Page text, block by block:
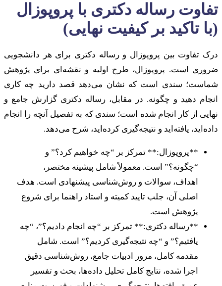
تفاوت رساله دکتری با پروپوزال
(با تاکید بر کیفیت نهایی)
درک تفاوت بین پروپوزال و رساله دکتری برای هر دانشجویی
ضروری است. پروپوزال، طرح اولیه و نقشه‌ای برای پژوهش
شماست؛ سندی است که نشان می‌دهد قصد دارید چه کاری
انجام دهید و چگونه. در مقابل، رساله دکتری گزارش جامع و
نهایی از کار انجام شده است؛ سندی که به تفصیل آنچه را انجام
داده‌اید، یافته‌اید و نتیجه‌گیری کرده‌اید، شرح می‌دهد.
**پروپوزال:** تمرکز بر “چه خواهیم کرد؟” و
“چگونه؟” است. معمولاً شامل پیشینه مختصر،
اهداف، سوالات و روش‌شناسی پیشنهادی است. هدف
اصلی آن، جلب تایید کمیته و استاد راهنما برای شروع
پژوهش است.
**رساله دکتری:** تمرکز بر “چه انجام دادیم؟”، “چه
یافتیم؟” و “چه نتیجه‌گیری کردیم؟” است. شامل
مقدمه کامل، مرور ادبیات جامع، روش‌شناسی دقیق
اجرا شده، نتایج کامل تحلیل داده‌ها، بحث و تفسیر